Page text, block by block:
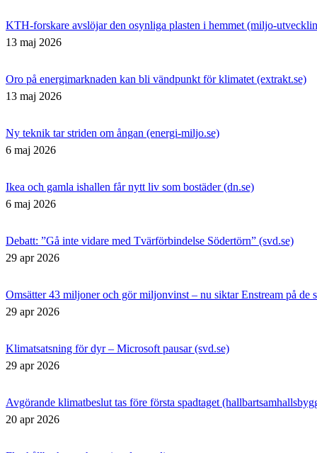
KTH-forskare avslöjar den osynliga plasten i hemmet (miljo-
13 maj 2026
Oro på energimarknaden kan bli vändpunkt för klimatet (extrakt.se)
13 maj 2026
Ny teknik tar striden om ångan (energi-miljo.se)
6 maj 2026
Ikea och gamla ishallen får nytt liv som bostäder (dn.se)
6 maj 2026
Debatt: ”Gå inte vidare med Tvärförbindelse Södertörn” (svd.se)
29 apr 2026
Omsätter 43 miljoner och gör miljonvinst – nu siktar Enstream på de
29 apr 2026
Klimatsatsning för dyr – Microsoft pausar (svd.se)
29 apr 2026
Avgörande klimatbeslut tas före första spadtaget
20 apr 2026